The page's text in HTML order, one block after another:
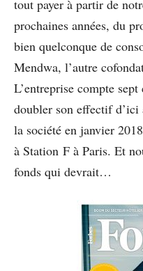
tout payer à partir de
prochaines années, du
bien quelconque de
Mendwa, l’autre
L’entreprise compte
doubler son effectif d’ici
la société en janvier
à Station F à Paris. Et
fonds qui devrait…